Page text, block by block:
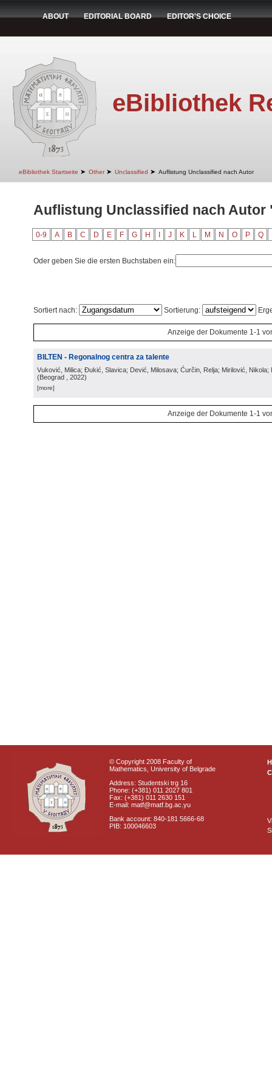
ABOUT EDITORIAL BOARD EDITOR'S CHOICE
eBibliothek
eBibliothek Startseite ➤ Other ➤ Unclassified ➤ Auflistung Unclassified nach Autor
Auflistung Unclassified nach Autor
0-9 A B C D E F G H J K L M N O P Q
Oder geben Sie die ersten Buchstaben ein:
Sortiert nach: Sortierung:
Anzeige der Dokumente 1-1
BILTEN - Regonalnog centra za talente
Vuković, Milica; Đukić, Slavica; Dević, Milosava; Ćurčin, Relja; Mirilović, Nikola;
(Beograd , 2022)
[more]
Anzeige der Dokumente 1-1
© Copyright 2008 Faculty of
Mathematics, University of Belgrade
Address: Studentski trg 16
Phone: (+381) 011 2027 801
Fax: (+381) 011 2630 151
E-mail: matf@matf.bg.ac.yu
Bank account: 840-181 5666-68
PIB: 100046603